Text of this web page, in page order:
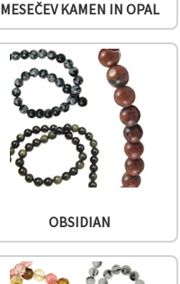
MESEČEV KAMEN IN OPAL
OBSIDIAN